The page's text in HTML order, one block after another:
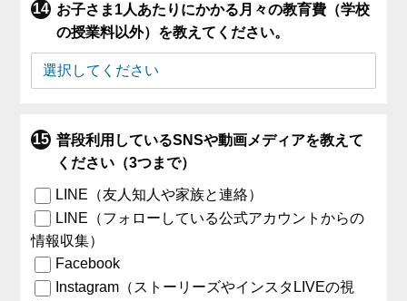
お子さま1人あたりにかかる月々の教育費（学校
の授業料以外）を教えてください。
普段利用しているSNSや動画メディアを教えて
ください（3つまで）
LINE（友人知人や家族と連絡）
LINE（フォローしている公式アカウントからの
情報収集）
Facebook
Instagram（ストーリーズやインスタLIVEの視